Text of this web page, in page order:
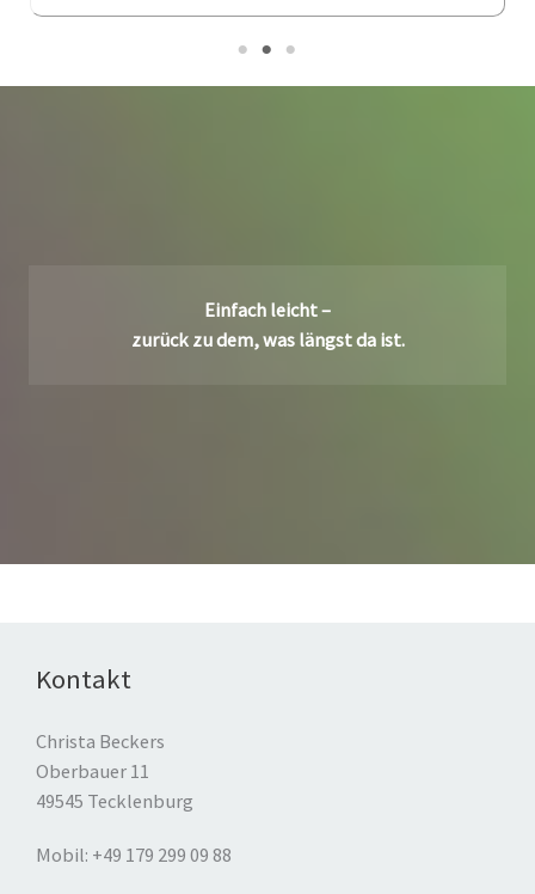
Einfach leicht –
zurück zu dem, was längst da ist.
Kontakt
Christa Beckers
Oberbauer 11
49545 Tecklenburg
Mobil: +49 179 299 09 88